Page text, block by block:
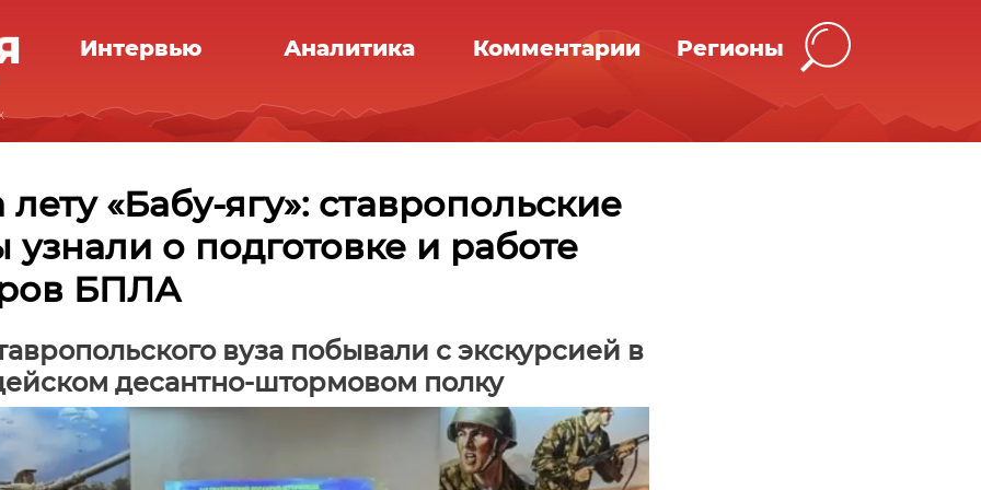
Интервью Аналитика Комментарии Регионы
«Бабу-ягу»: ставропольские
узнали о подготовке и работе
БПЛА
вуза побывали с экскурсией в
десантно-штормовом полку